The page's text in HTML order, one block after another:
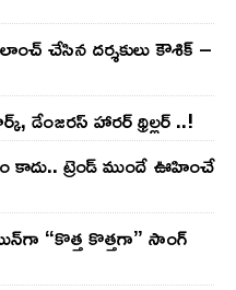
చేసిన‌ దర్శకులు కౌశిక్ –
డేంజరస్ హారర్ థ్రిల్లర్ ..!
కాదు.. ట్రెండ్‌ ముందే ఊహించే
“కొత్త కొత్తగా” సాంగ్